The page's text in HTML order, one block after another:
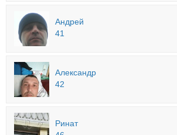
Андрей
41
Александр
42
Ринат